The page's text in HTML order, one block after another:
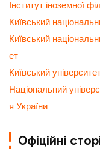
Інститут іноземної
Київський
Київський
ет
Київський
Національний
я України
Офіційні